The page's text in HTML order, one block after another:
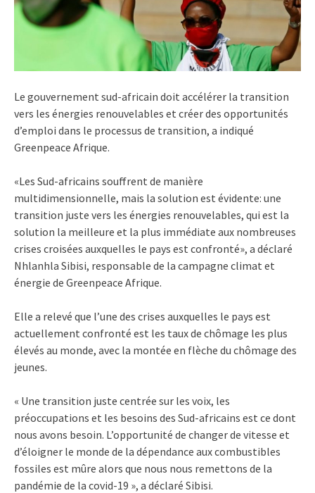
Le gouvernement sud-africain doit accélérer la transition
vers les énergies renouvelables et créer des opportunités
d’emploi dans le processus de transition, a indiqué
Greenpeace Afrique.
«Les Sud-africains souffrent de manière
multidimensionnelle, mais la solution est évidente: une
transition juste vers les énergies renouvelables, qui est la
solution la meilleure et la plus immédiate aux nombreuses
crises croisées auxquelles le pays est confronté», a déclaré
Nhlanhla Sibisi, responsable de la campagne climat et
énergie de Greenpeace Afrique.
Elle a relevé que l’une des crises auxquelles le pays est
actuellement confronté est les taux de chômage les plus
élevés au monde, avec la montée en flèche du chômage des
jeunes.
« Une transition juste centrée sur les voix, les
préoccupations et les besoins des Sud-africains est ce dont
nous avons besoin. L’opportunité de changer de vitesse et
d’éloigner le monde de la dépendance aux combustibles
fossiles est mûre alors que nous nous remettons de la
pandémie de la covid-19 », a déclaré Sibisi.